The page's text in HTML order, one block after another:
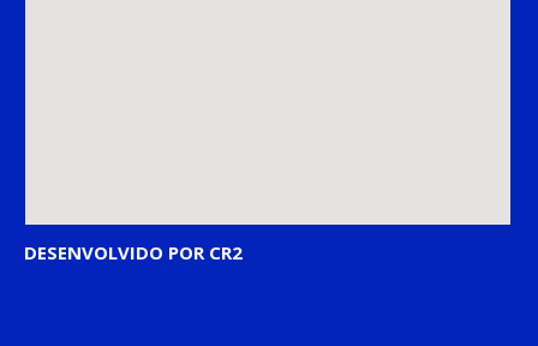
DESENVOLVIDO POR CR2